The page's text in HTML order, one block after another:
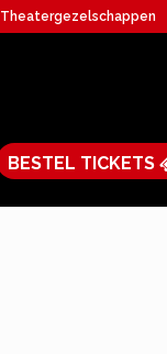
Theatergezelschappen
BESTEL TICKETS